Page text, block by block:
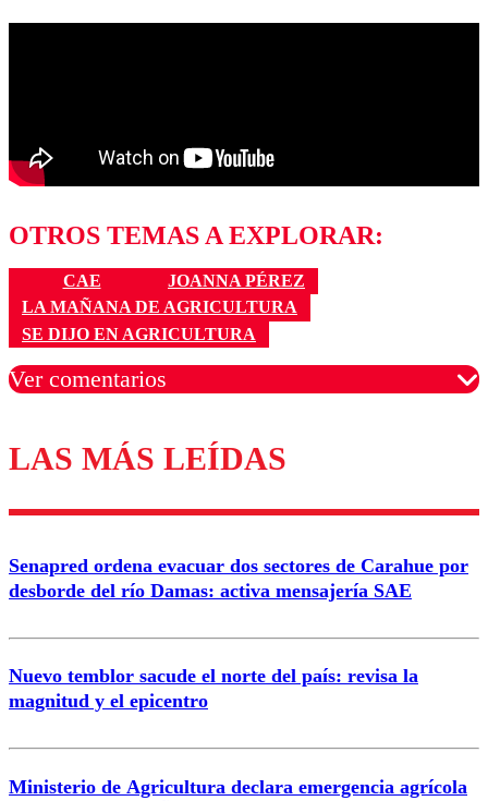
OTROS TEMAS A EXPLORAR:
CAE
JOANNA PÉREZ
LA MAÑANA DE AGRICULTURA
SE DIJO EN AGRICULTURA
Ver comentarios
Los comentarios son moderados para garantizar un
diálogo respetuoso.
Correo
LAS MÁS LEÍDAS
Senapred ordena evacuar dos sectores de Carahue por
desborde del río Damas: activa mensajería SAE
Nuevo temblor sacude el norte del país: revisa la
magnitud y el epicentro
Ministerio de Agricultura declara emergencia agrícola